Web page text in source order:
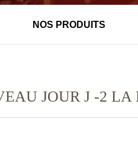
NOS PRODUITS
JOUR J -2